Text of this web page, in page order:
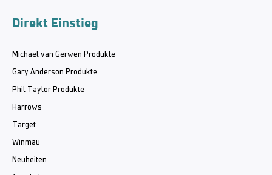
Direkt Einstieg
Michael van Gerwen Produkte
Gary Anderson Produkte
Phil Taylor Produkte
Harrows
Target
Winmau
Neuheiten